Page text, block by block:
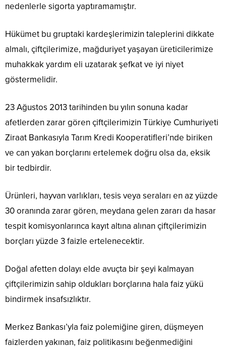
nedenlerle sigorta yaptıramamıştır.
Hükümet bu gruptaki kardeşlerimizin taleplerini dikkate
almalı, çiftçilerimize, mağduriyet yaşayan üreticilerimize
muhakkak yardım eli uzatarak şefkat ve iyi niyet
göstermelidir.
23 Ağustos 2013 tarihinden bu yılın sonuna kadar
afetlerden zarar gören çiftçilerimizin Türkiye Cumhuriyeti
Ziraat Bankasıyla Tarım Kredi Kooperatifleri’nde biriken
ve can yakan borçlarını ertelemek doğru olsa da, eksik
bir tedbirdir.
Ürünleri, hayvan varlıkları, tesis veya seraları en az yüzde
30 oranında zarar gören, meydana gelen zararı da hasar
tespit komisyonlarınca kayıt altına alınan çiftçilerimizin
borçları yüzde 3 faizle ertelenecektir.
Doğal afetten dolayı elde avuçta bir şeyi kalmayan
çiftçilerimizin sahip oldukları borçlarına hala faiz yükü
bindirmek insafsızlıktır.
Merkez Bankası’yla faiz polemiğine giren, düşmeyen
faizlerden yakınan, faiz politikasını beğenmediğini